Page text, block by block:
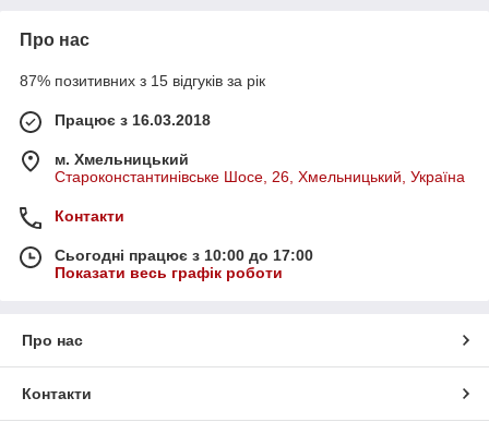
Про нас
87% позитивних з 15 відгуків за рік
Працює з 16.03.2018
м. Хмельницький
Староконстантинівське Шосе, 26, Хмельницький, Україна
Контакти
Сьогодні працює з 10:00 до 17:00
Показати весь графік роботи
Про нас
Контакти